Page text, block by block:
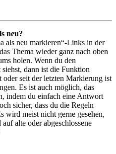
neu?
als neu markieren“-Links in der
Thema wieder ganz nach oben
holen. Wenn du den
dann ist die Funktion
seit der letzten Markierung ist
Es ist auch möglich, das
indem du einfach eine Antwort
sicher, dass du die Regeln
wird meist nicht gerne gesehen,
alte oder abgeschlossene